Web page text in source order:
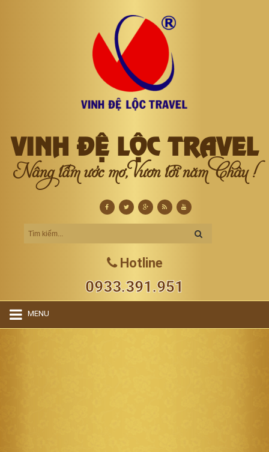
VINH ĐỆ LỘC TRAVEL
Nâng tầm ước mơ, Vươn tới năm Châu !
Hotline
0933.391.951
MENU